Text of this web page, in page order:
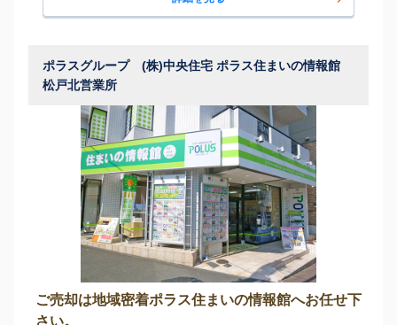
ポラスグループ (株)中央住宅 ポラス住まいの情報館
松戸北営業所
ご売却は地域密着ポラス住まいの情報館へお任せ下
さい。